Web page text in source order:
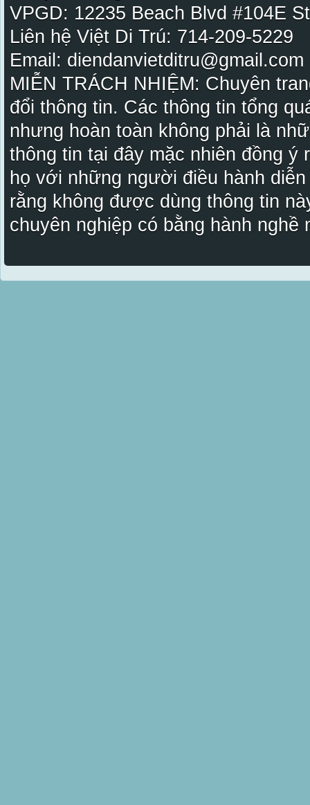
VPGD: 12235 Beach Blvd #104E
Liên hệ Việt Di Trú: 714-209-5229
Email:
MIỄN TRÁCH NHIỆM: Chuyên
đổi thông tin. Các thông tin tổng
nhưng hoàn toàn không phải là
thông tin tại đây mặc nhiên đồng ý
họ với những người điều hành
rằng không được dùng thông tin
chuyên nghiệp có bằng hành